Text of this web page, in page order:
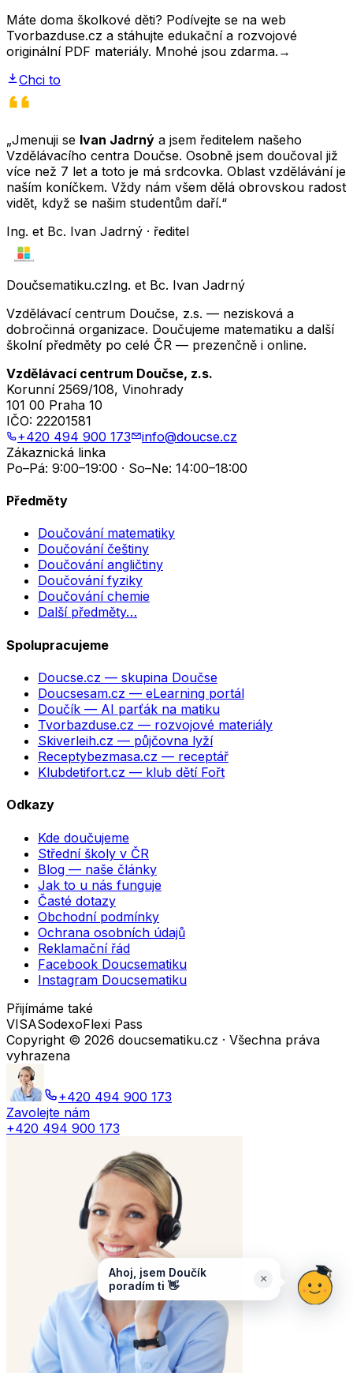
Máte doma školkové děti? Podívejte se na web
Tvorbazduse.cz a stáhujte edukační a rozvojové
originální PDF materiály. Mnohé jsou zdarma. →
Chci to
„Jmenuji se Ivan Jadrný a jsem ředitelem našeho
Vzdělávacího centra Doučse. Osobně jsem doučoval již
více než 7 let a toto je má srdcovka. Oblast vzdělávání je
naším koníčkem. Vždy nám všem dělá obrovskou radost
vidět, když se našim studentům daří.“
Ing. et Bc. Ivan Jadrný · ředitel
Doučsematiku.czIng. et Bc. Ivan Jadrný
Vzdělávací centrum Doučse, z.s. — nezisková a
dobročinná organizace. Doučujeme matematiku a další
školní předměty po celé ČR — prezenčně i online.
Vzdělávací centrum Doučse, z.s.
Korunní 2569/108, Vinohrady
101 00 Praha 10
IČO: 22201581
+420 494 900 173
info@doucse.cz
Zákaznická linka
Po–Pá: 9:00–19:00 · So–Ne: 14:00–18:00
Předměty
Doučování matematiky
Doučování češtiny
Doučování angličtiny
Doučování fyziky
Doučování chemie
Další předměty…
Spolupracujeme
Doucse.cz — skupina Doučse
Doucsesam.cz — eLearning portál
Doučík — AI parťák na matiku
Tvorbazduse.cz — rozvojové materiály
Skiverleih.cz — půjčovna lyží
Receptybezmasa.cz — receptář
Klubdetifort.cz — klub dětí Fořt
Odkazy
Kde doučujeme
Střední školy v ČR
Blog — naše články
Jak to u nás funguje
Časté dotazy
Obchodní podmínky
Ochrana osobních údajů
Reklamační řád
Facebook Doucsematiku
Instagram Doucsematiku
Přijímáme také
VISASodexoFlexi Pass
Copyright © 2026 doucsematiku.cz · Všechna práva
vyhrazena
+420 494 900 173
Zavolejte nám
+420 494 900 173
Ahoj, jsem Doučík
poradím ti 👋
×